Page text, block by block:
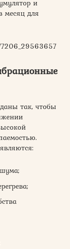
и
месяц для
так, чтобы